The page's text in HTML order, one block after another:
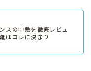
スの中敷を徹底レビュ
はコレに決まり